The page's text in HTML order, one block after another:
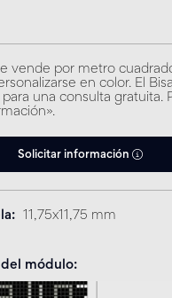
vende por metro
en color. El
una consulta gratuita.
Solicitar información
11,75x11,75 mm
del módulo